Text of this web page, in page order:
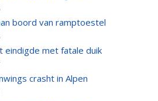
boord van ramptoestel
eindigde met fatale duik
crasht in Alpen